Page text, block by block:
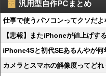
汎用型自作PCまとめ
仕事で使うパソコンってクソだよ
【悲報】またiPhoneが値上げす
iPhone4Sと初代SEあるんやが
カメラとスマホの解像度ってどれ